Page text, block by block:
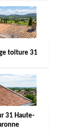
toiture 31
31 Haute-